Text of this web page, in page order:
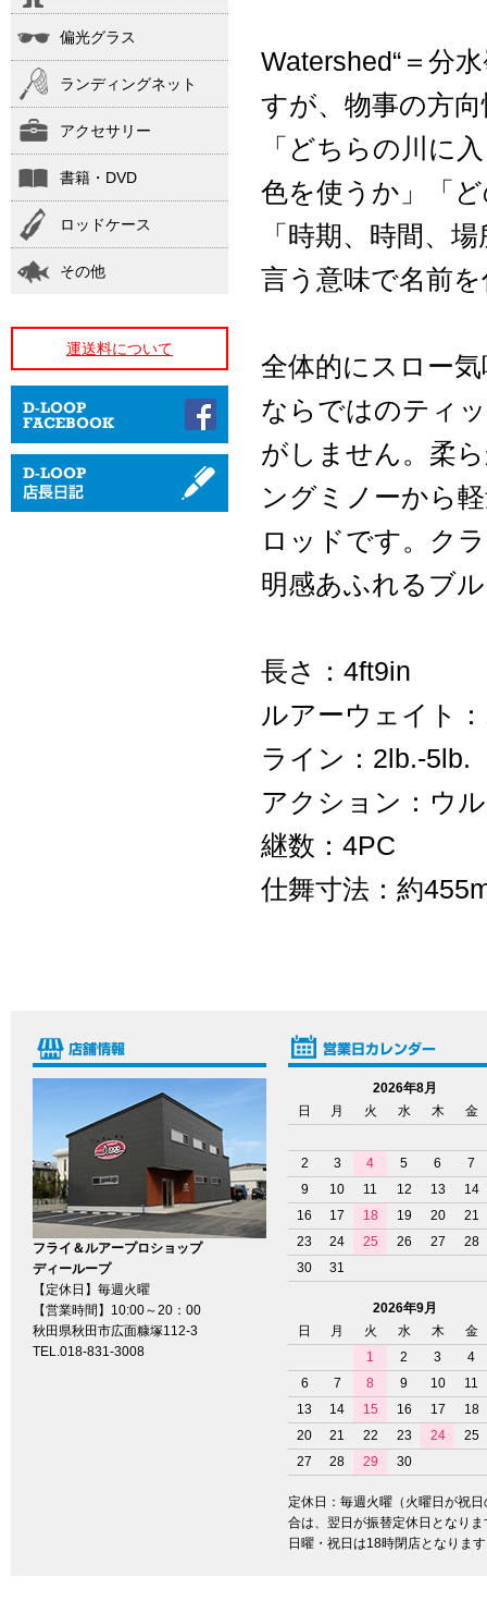
Watershed“＝分
すが、物事の方
「どちらの川に
色を使うか」「
「時期、時間、
言う意味で名前
全体的にスロー
ならではのティ
がしません。柔
ングミノーから
ロッドです。ク
明感あふれるブ
長さ：4ft9in
ルアーウェイト
ライン：2lb.-
アクション：ウ
継数：4PC
仕舞寸法：約
偏光グラス
ランディングネット
アクセサリー
書籍・DVD
ロッドケース
その他
運送料について
フライ＆ルアープロショップ
ディーループ
【定休日】毎週火曜
【営業時間】10:00～20：00
秋田県秋田市広面糠塚112-3
TEL.018-831-3008
2026年8月
日
月 火 水 木 金
2 3 4 5 6
7
9
10 11 12 13
14
16
17 18 19 20
21
23
24 25 26 27
28
30
31
2026年9月
日
月 火 水 木
金
1
2 3
4
6
7 8 9 10
11
13
14 15 16 17
18
20
21 22 23 24
25
27
28 29 30
定休日：毎週火曜（火曜日が祝日
合は、翌日が振替定休日となりま
日曜・祝日は18時閉店となりま